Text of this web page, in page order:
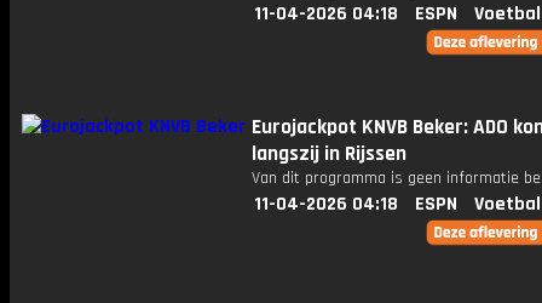
11-04-2026 04:18 ESPN
Eurojackpot KNVB Beker: ADO
langszij in Rijssen
Van dit programma is geen informatie
11-04-2026 04:18 ESPN